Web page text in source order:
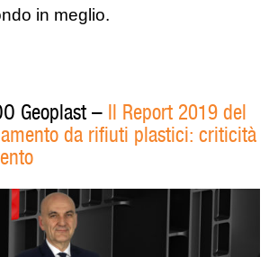
in meglio.
Geoplast – Il Report 2019 del
da rifiuti plastici: criticità